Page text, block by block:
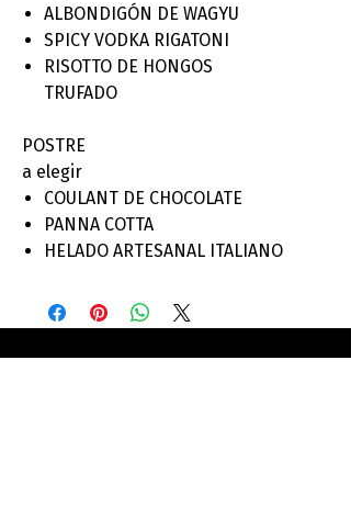
ALBONDIGÓN DE WAGYU
SPICY VODKA RIGATONI
RISOTTO DE HONGOS
TRUFADO
POSTRE
a elegir
COULANT DE CHOCOLATE
PANNA COTTA
HELADO ARTESANAL ITALIANO